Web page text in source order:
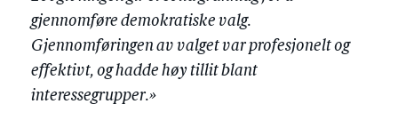
gjennomføre demokratiske valg.
Gjennomføringen av valget var profesjonelt og
effektivt, og hadde høy tillit blant
interessegrupper.»